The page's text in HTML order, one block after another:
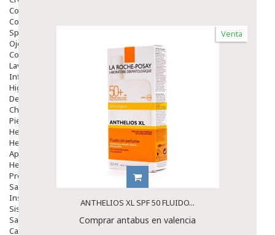
Comprimidos
Colirios
Sprays
Ojos Y Oidos
Congestión
Lavado Ojos
Inflamación Del Oido (otitis)
Higiene Oido
Deshabituación Tabaquismo
Chicles
Piel
Herpes Y Hongos
Heridas Y úlceras
Aparato Genital
Hemorroides
Protectores Y Emolientes
Salud
Insomnio
Sistema Nervioso
Salud Bucodental
Capilar
Venta
ANTHELIOS XL SPF 50 FLUIDO...
Comprar antabus en valencia